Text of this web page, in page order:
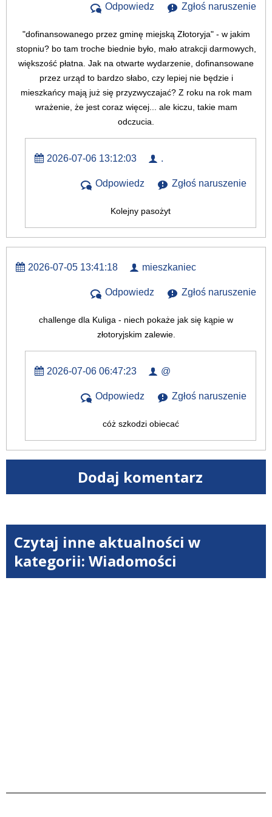
Odpowiedz Zgłoś naruszenie
"dofinansowanego przez gminę miejską Złotoryja" - w jakim
stopniu? bo tam troche biednie było, mało atrakcji darmowych,
większość płatna. Jak na otwarte wydarzenie, dofinansowane
przez urząd to bardzo słabo, czy lepiej nie będzie i
mieszkańcy mają już się przyzwyczajać? Z roku na rok mam
wrażenie, że jest coraz więcej... ale kiczu, takie mam
odczucia.
2026-07-06 13:12:03 .
Odpowiedz Zgłoś naruszenie
Kolejny pasożyt
2026-07-05 13:41:18 mieszkaniec
Odpowiedz Zgłoś naruszenie
challenge dla Kuliga - niech pokaże jak się kąpie w
złotoryjskim zalewie.
2026-07-06 06:47:23 @
Odpowiedz Zgłoś naruszenie
cóż szkodzi obiecać
Dodaj komentarz
Czytaj inne aktualności w
kategorii: Wiadomości